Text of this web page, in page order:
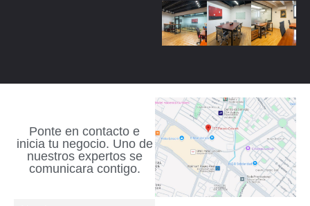
Ponte en contacto e
inicia tu negocio. Uno de
nuestros expertos se
comunicara contigo.